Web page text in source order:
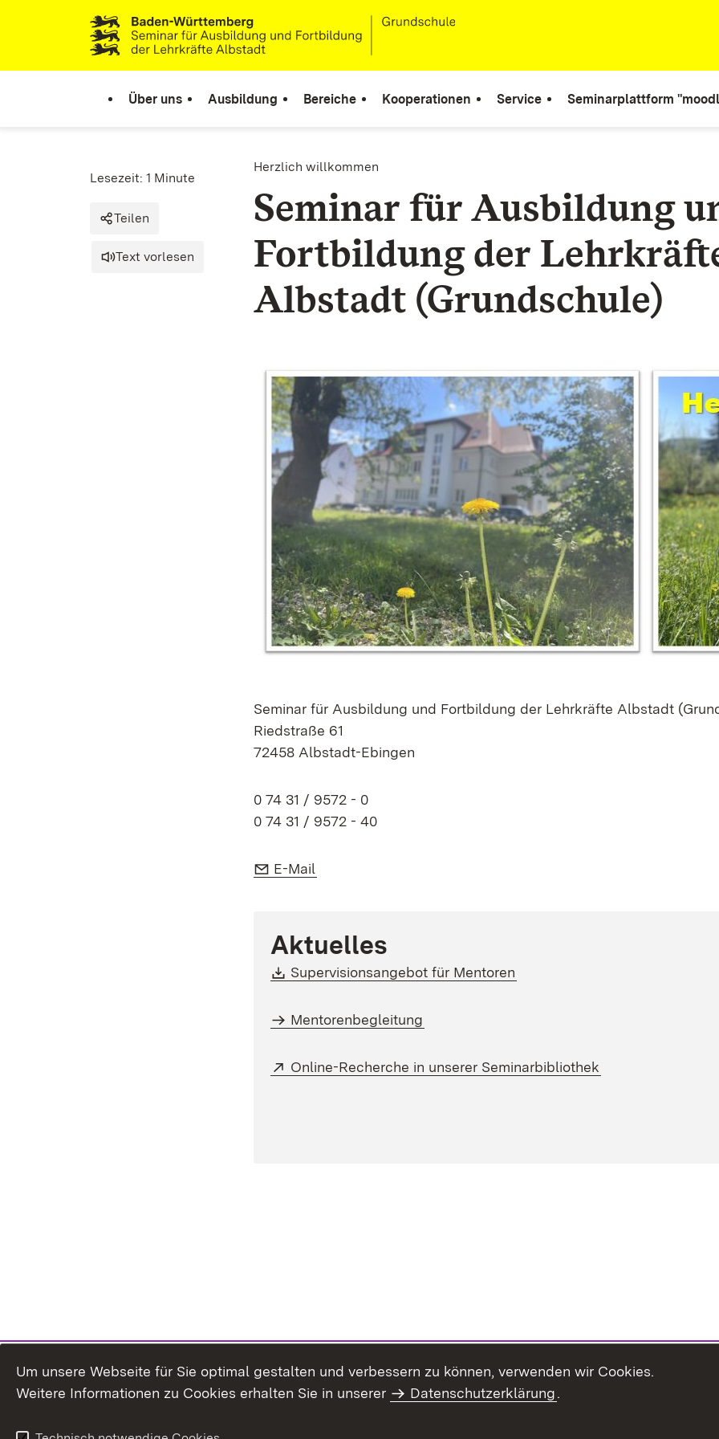
Zum Inhalt springen
Link zur Startseite
Über uns Ausbildung Bereiche Kooperationen Service Seminarplattform
Herzlich willkommen
Seminar für Ausbildung
Fortbildung der
Albstadt (Grundschule)
Lesezeit: 1 Minute
Teilen
Text vorlesen
Seminar für Ausbildung und Fortbildung der Lehrkräfte Albstadt
Riedstraße 61
72458 Albstadt-Ebingen
0 74 31 / 9572 - 0
0 74 31 / 9572 - 40
E-Mail:
E-Mail
Aktuelles
Download:
Supervisionsangebot für Mentoren
Mentorenbegleitung
Extern:
Online-Recherche in unserer Seminarbibliothek
Um unsere Webseite für Sie optimal gestalten und verbessern zu können, verwenden wir Cookies.
Weitere Informationen zu Cookies erhalten Sie in unserer
Datenschutzerklärung.